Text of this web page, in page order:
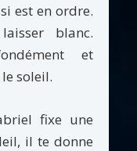
est en ordre.
blanc.
et
soleil.
fixe une
il te donne